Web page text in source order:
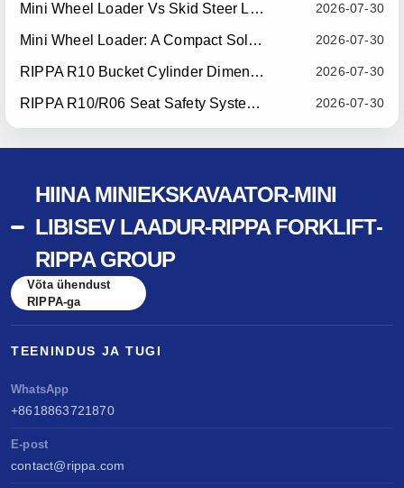
2026-07-30
Mini Wheel Loader Vs Skid Steer Loader: Which Compact Machine Is Better For Your Business?
2026-07-30
Mini Wheel Loader: A Compact Solution For Efficient Material Handling
2026-07-30
RIPPA R10 Bucket Cylinder Dimension Optimization — Effective July 15, 2026
2026-07-30
RIPPA R10/R06 Seat Safety System Upgrade — Effective July 22, 2026
HIINA MINIEKSKAVAATOR-MINI
LIBISEV LAADUR-RIPPA FORKLIFT-
RIPPA GROUP
Võta ühendust
RIPPA-ga
TEENINDUS JA TUGI
WhatsApp
+8618863721870
E-post
contact@rippa.com